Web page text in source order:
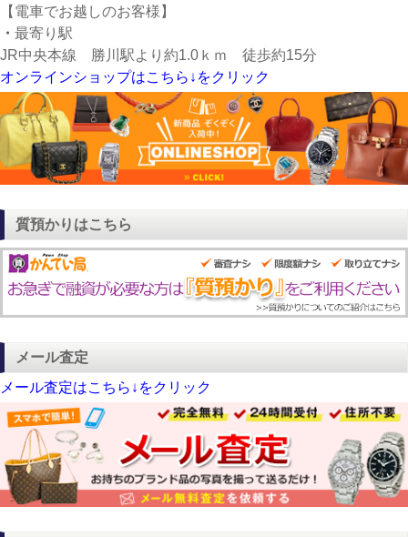
【電車でお越しのお客様】
・ 最寄り駅
JR中央本線 勝川駅より約1.0ｋｍ 徒歩約15分
オンラインショップはこちら↓をクリック
質預かりはこちら
メール査定
メール査定はこちら↓をクリック